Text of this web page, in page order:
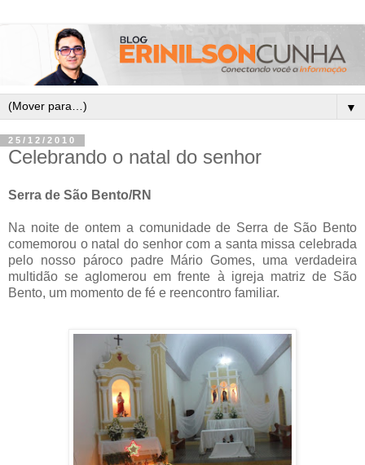
▼
25/12/2010
Celebrando o natal do senhor
Serra de São Bento/RN
Na noite de ontem a comunidade de Serra de São Bento
comemorou o natal do senhor com a santa missa celebrada
pelo nosso pároco padre Mário Gomes, uma verdadeira
multidão se aglomerou em frente à igreja matriz de São
Bento, um momento de fé e reencontro familiar.